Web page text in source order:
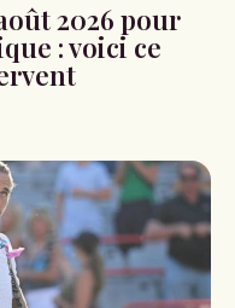
2026 pour
: voici ce